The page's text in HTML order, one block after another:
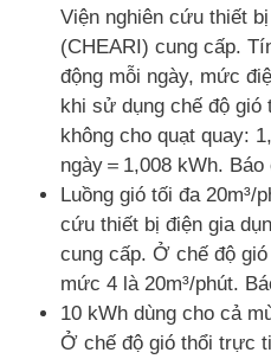
Viện nghiên cứu thiết
(CHEARI) cung cấp.
động mỗi ngày, mức
khi sử dụng chế độ
không cho quạt quay:
ngày＝1,008 kWh.
Luồng gió tối đa 20m³/
cứu thiết bị điện gia
cung cấp. Ở chế độ
mức 4 là 20m³/phút.
10 kWh dùng cho cả
Ở chế độ gió thổi trực